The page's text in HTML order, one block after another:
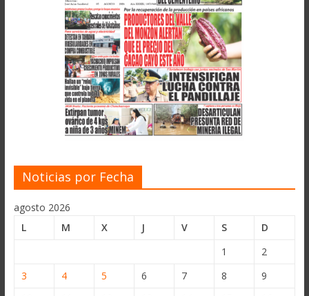
Noticias por Fecha
agosto 2026
L
M X J V S
D
1
2
3
4 5 6 7 8
9